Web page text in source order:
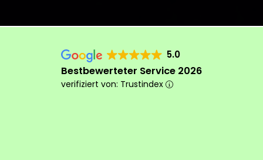
5.0
Bestbewerteter Service 2026
verifiziert von: Trustindex